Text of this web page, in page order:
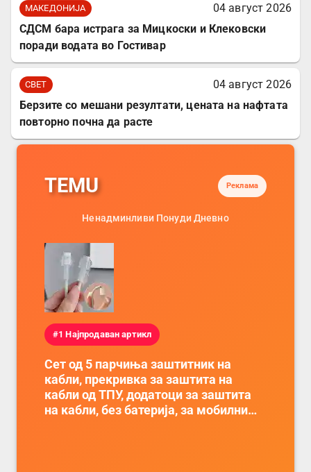
МАКЕДОНИЈА
04 август 2026
СДСМ бара истрага за Мицкоски и Клековски
поради водата во Гостивар
СВЕТ
04 август 2026
Берзите со мешани резултати, цената на нафтата
повторно почна да расте
TEMU Реклама
Ненадминливи Понуди Дневно
#1 Најпродаван артикл
Сет од 5 парчиња заштитник на
кабли, прекривка за заштита на
кабли од ТПУ, додатоци за заштита
на кабли, без батерија, за мобилни